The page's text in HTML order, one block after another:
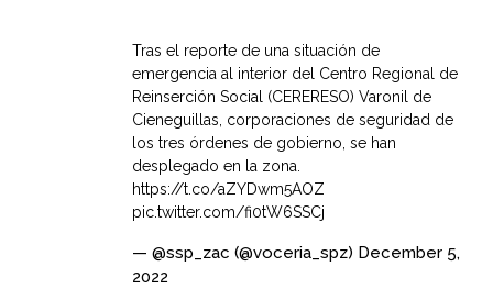
Tras el reporte de una situación de
emergencia al interior del Centro Regional de
Reinserción Social (CERERESO) Varonil de
Cieneguillas, corporaciones de seguridad de
los tres órdenes de gobierno, se han
desplegado en la zona.
https://t.co/aZYDwm5AOZ
pic.twitter.com/fi0tW6SSCj
— @ssp_zac (@voceria_spz) December 5,
2022